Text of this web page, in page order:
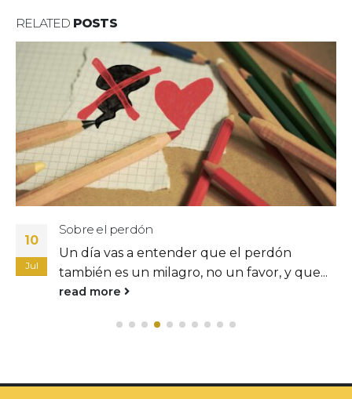
RELATED POSTS
10
Jul
Sobre el perdón
Un día vas a entender que el perdón
también es un milagro, no un favor, y que...
read more